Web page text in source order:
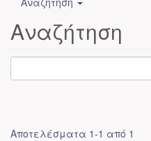
Αναζήτηση
Αποτελέσματα 1-1 από 1